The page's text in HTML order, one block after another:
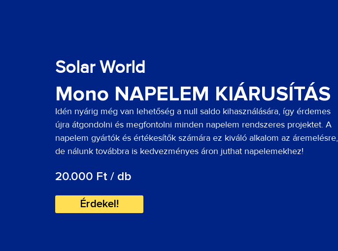
Solar World
Mono NAPELEM KIÁRUSÍTÁS
Idén nyárig még van lehetőség a null saldo kihasználására, így érdemes
újra átgondolni és megfontolni minden napelem rendszeres projektet. A
napelem gyártók és értékesítők számára ez kiváló alkalom az áremelésre,
de nálunk továbbra is kedvezményes áron juthat napelemekhez!
20.000 Ft / db
Érdekel!